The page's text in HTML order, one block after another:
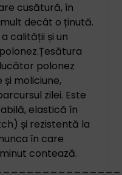
cusătură, în
decât o ținută.
calității și un
Țesătura
polonez
moliciune,
zilei. Este
elastică în
și rezistentă la
în care
contează.